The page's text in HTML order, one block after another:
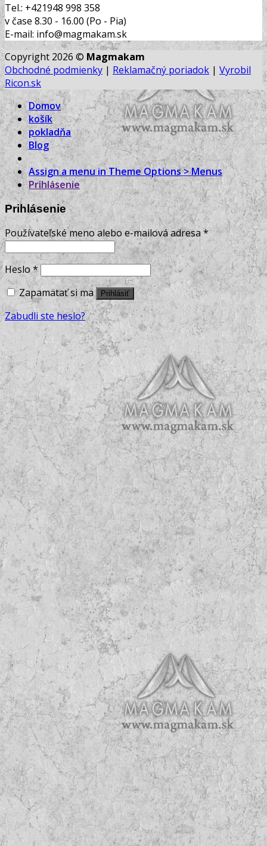
Tel.: +421948 998 358
v čase 8.30 - 16.00 (Po - Pia)
E-mail: info@magmakam.sk
Copyright 2026 © Magmakam
Obchodné podmienky | Reklamačný poriadok | Vyrobil
Ricon.sk
Domov
košík
pokladňa
Blog
Assign a menu in Theme Options > Menus
Prihlásenie
Prihlásenie
Používateľské meno alebo e-mailová adresa*
Heslo*
Zapamätať si ma
Prihlásiť
Zabudli ste heslo?